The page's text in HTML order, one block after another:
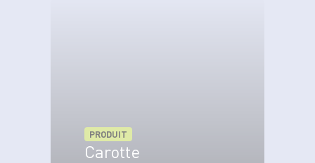
PRODUIT
Carotte